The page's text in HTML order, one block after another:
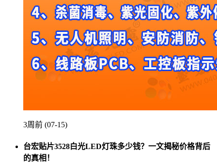
3周前 (07-15)
台宏贴片3528白光LED灯珠多少钱？一文揭秘价格背后
的真相！